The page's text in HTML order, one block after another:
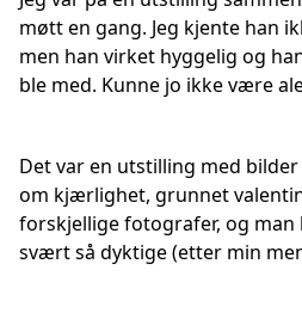
møtt en gang. Jeg kjente han
men han virket hyggelig og
ble med. Kunne jo ikke være
Det var en utstilling med
om kjærlighet, grunnet
forskjellige fotografer, og man
svært så dyktige (etter min